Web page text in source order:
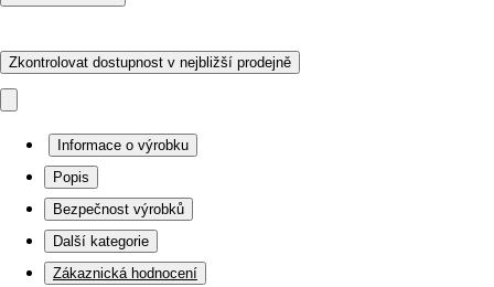
Zkontrolovat dostupnost v nejbližší prodejně
Informace o výrobku
Popis
Bezpečnost výrobků
Další kategorie
Zákaznická hodnocení